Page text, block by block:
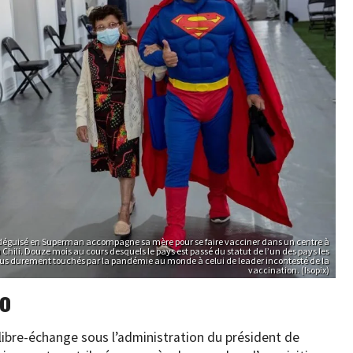
en Superman accompagne sa mère pour se faire vacciner dans un centre à
Douze mois au cours desquels le pays est passé du statut de l’un des pays les
durement touchés par la pandémie au monde à celui de leader incontesté de la
vaccination. (Isopix)
échange sous l’administration du président de